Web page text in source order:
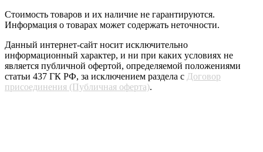
Стоимость товаров и их наличие не гарантируются.
Информация о товарах может содержать неточности.
Данный интернет-сайт носит исключительно
информационный характер, и ни при каких условиях не
является публичной офертой, определяемой положениями
статьи 437 ГК РФ, за исключением раздела с Договор
присоединения (Публичная оферта).